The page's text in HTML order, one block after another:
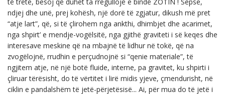
ndjej dhe unë, prej kohësh, një dorë të zgjatur, dikush më pret
“atje lart”, që, si të çlirohem nga ankthi, dhimbjet dhe acarimet,
nga shpirt’ e mendje-vogëlsitë, nga gjithë graviteti i së keqes dhe
interesave meskine që na mbajnë të lidhur në tokë, që na
zvogëlojnë, rrudhin e perçudnojnë si “qenie materiale”, të
ngjitem atje, në një botë fluide, interne, pa gravitet, ku shpirti i
çliruar tërësisht, do të vërtitet i lirë midis yjeve, çmendurisht, në
ciklin e pandalshëm të jetë-përjetësisë... Ai, për mua do të jetë i